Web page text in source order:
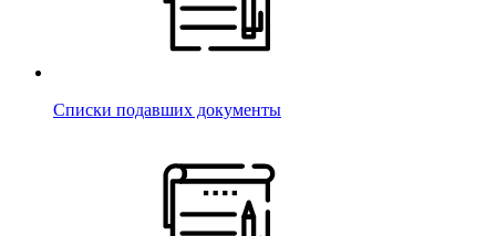
Списки подавших документы